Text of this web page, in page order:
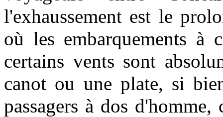
l'exhaussement est le
où les embarquements à
certains vents sont
canot ou une plate, si
passagers à dos